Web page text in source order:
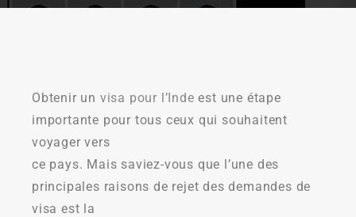
Obtenir un visa pour l’Inde est une étape
importante pour tous ceux qui souhaitent
voyager vers
ce pays. Mais saviez-vous que l’une des
principales raisons de rejet des demandes de
visa est la